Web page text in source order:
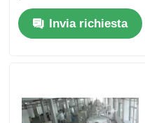
conduttività
Invia richiesta